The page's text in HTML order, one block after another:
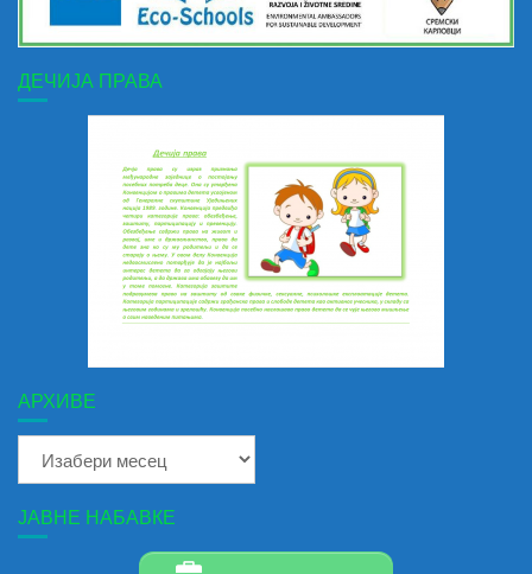
ДЕЧИЈА ПРАВА
АРХИВЕ
ЈАВНЕ НАБАВКЕ